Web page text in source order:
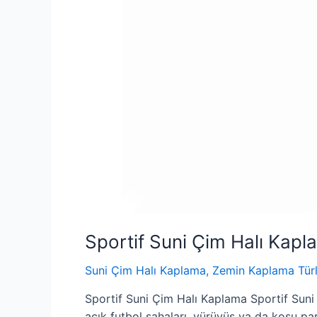
Sportif Suni Çim Halı
Suni Çim Halı Kaplama, Zemin Kaplama
Sportif Suni Çim Halı Kaplama Sportif